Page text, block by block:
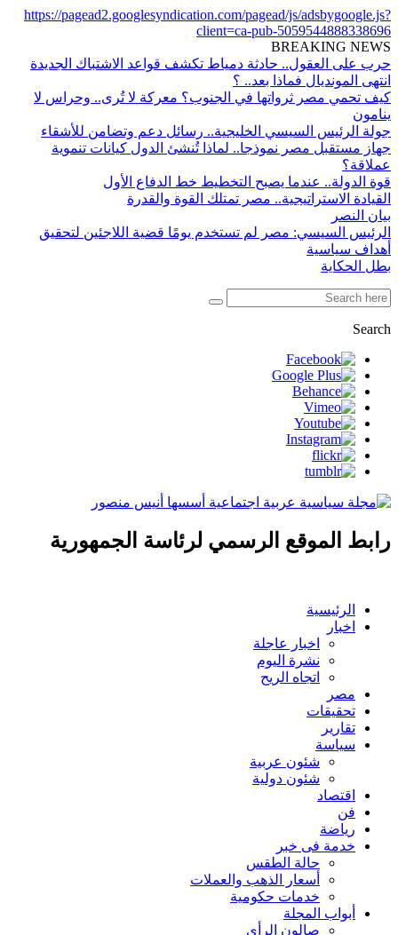
https://pagead2.googlesyndication.com/pagead/js/adsbygoogle.js?
client=ca-pub-5059544888338696
BREAKING NEWS
حرب على العقول.. حادثة دمياط تكشف قواعد الاشتباك الجديدة
انتهى المونديال فماذا بعد.. ؟
كيف تحمي مصر ثرواتها في الجنوب؟ معركة لا تُرى.. وحراس لا
ينامون
جولة الرئيس السيسي الخليجية.. رسائل دعم وتضامن للأشقاء
جهاز مستقبل مصر نموذجا.. لماذا تُنشئ الدول كيانات تنموية
عملاقة؟
قوة الدولة.. عندما يصبح التخطيط خط الدفاع الأول
القيادة الاستراتيجية.. مصر تمتلك القوة والقدرة
بيان النصر
الرئيس السيسي: مصر لم تستخدم يومًا قضية اللاجئين لتحقيق
أهداف سياسية
بطل الحكاية
Search
رابط الموقع الرسمي لرئاسة الجمهورية
الرئيسية
اخبار
اخبار عاجلة
نشرة اليوم
اتجاه الريح
مصر
تحقيقات
تقارير
سياسة
شئون عربية
شئون دولية
اقتصاد
فن
رياضة
خدمة فى خبر
حالة الطقس
أسعار الذهب والعملات
خدمات حكومية
أبواب المجلة
صالون الرأي